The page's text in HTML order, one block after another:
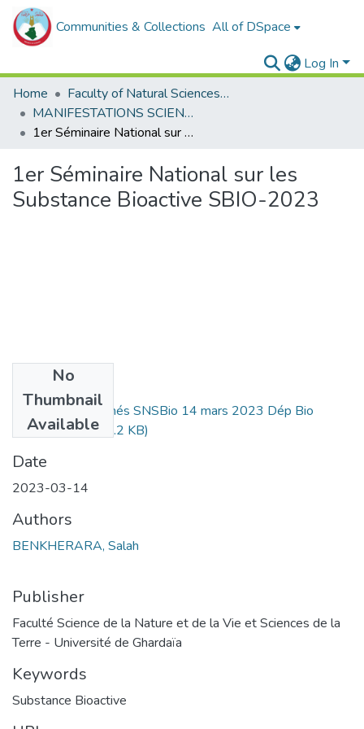
Communities & Collections All of DSpace
Log In
Home
Faculty of Natural Sciences, Life and Earth Sciences
MANIFESTATIONS SCIENTIFIQUES:Conférence Nationale
1er Séminaire National sur les Substance Bioactive SBIO-2023
1er Séminaire National sur les
Substance Bioactive SBIO-2023
No
Thumbnail
Available
Recueil des résumés SNSBio 14 mars 2023 Dép Bio
FSNVST.pdf(748.2 KB)
Date
2023-03-14
Authors
BENKHERARA, Salah
Publisher
Faculté Science de la Nature et de la Vie et Sciences de la
Terre - Université de Ghardaïa
Keywords
Substance Bioactive